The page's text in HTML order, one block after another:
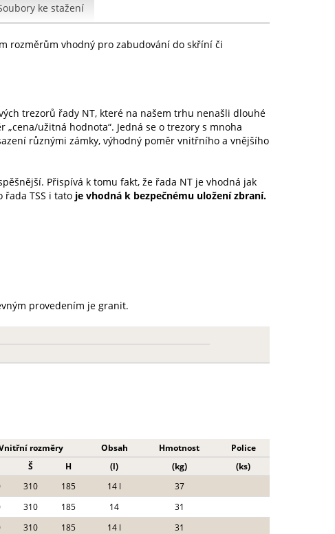
ke stažení
rozměrům vhodný pro zabudování do skříní či
trezorů řady NT, které na našem trhu nenašli dlouhé
užitná hodnota“. Jedná se o trezory s mnoha
různými zámky, výhodný poměr vnitřního a vnějšího
Přispívá k tomu fakt, že řada NT je vhodná jak
TSS i tatoje vhodná k bezpečnému uložení zbraní.
provedením je granit.
rozměry Obsah Hmotnost
Police
Š H (l) (kg)
(ks)
310 185 14 l
37
310 185 14
31
310 185 14 l
31